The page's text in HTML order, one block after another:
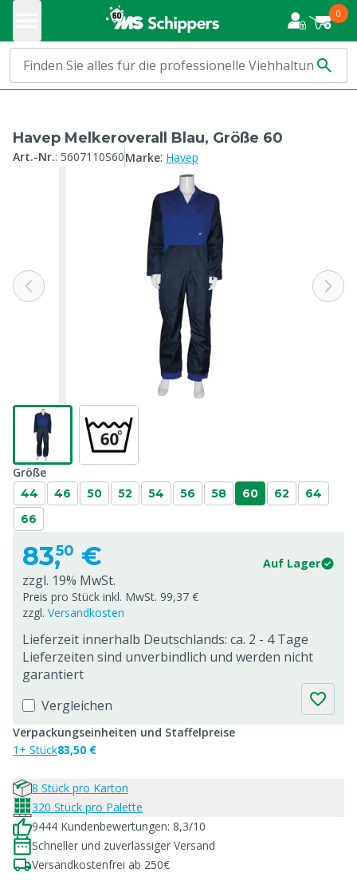
0
Havep Melkeroverall Blau, Größe 60
Art.-Nr.: 5607110S60Marke: Havep
Größe
44 46 50 52 54 56 58 60 62
64
66
83,50 € Auf Lager
zzgl. 19% MwSt.
Preis pro Stück inkl. MwSt. 99,37 €
zzgl. Versandkosten
Lieferzeit innerhalb Deutschlands: ca. 2 - 4 Tage
Lieferzeiten sind unverbindlich und werden nicht
garantiert
Vergleichen
Verpackungseinheiten und Staffelpreise
1+ Stück83,50 €
8 Stück pro Karton
320 Stück pro Palette
9444 Kundenbewertungen: 8,3/10
Schneller und zuverlässiger Versand
Versandkostenfrei ab 250€